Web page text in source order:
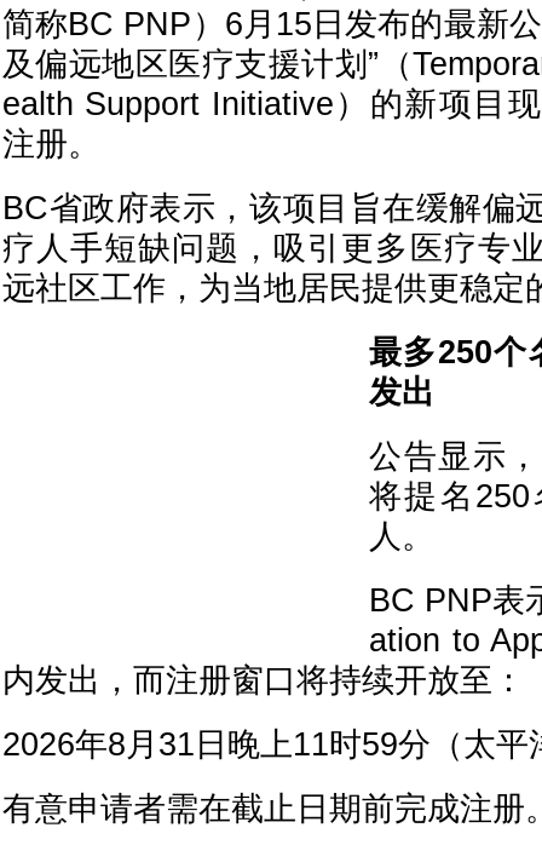
简称BC PNP）6月15日发布的最新
及偏远地区医疗支援计划”（
ealth Support Initiative）的新项目
注册。
BC省政府表示，该项目旨在缓解偏
疗人手短缺问题，吸引更多医疗专
远社区工作，为当地居民提供更稳定
最多250个
发出
公告显示
将提名
人。
BC PNP表
ation to
内发出，而注册窗口将持续开放至：
2026年8月31日晚上11时59分（太平
有意申请者需在截止日期前完成注册